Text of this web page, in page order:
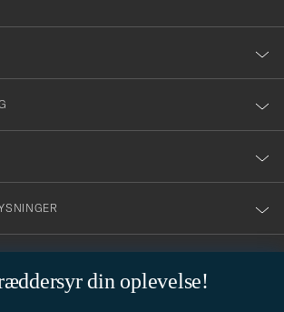
din oplevelse!